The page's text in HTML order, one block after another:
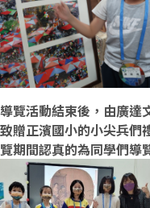
覽活動結束後，由廣達
贈正濱國小的小尖兵們
期間認真的為同學們導